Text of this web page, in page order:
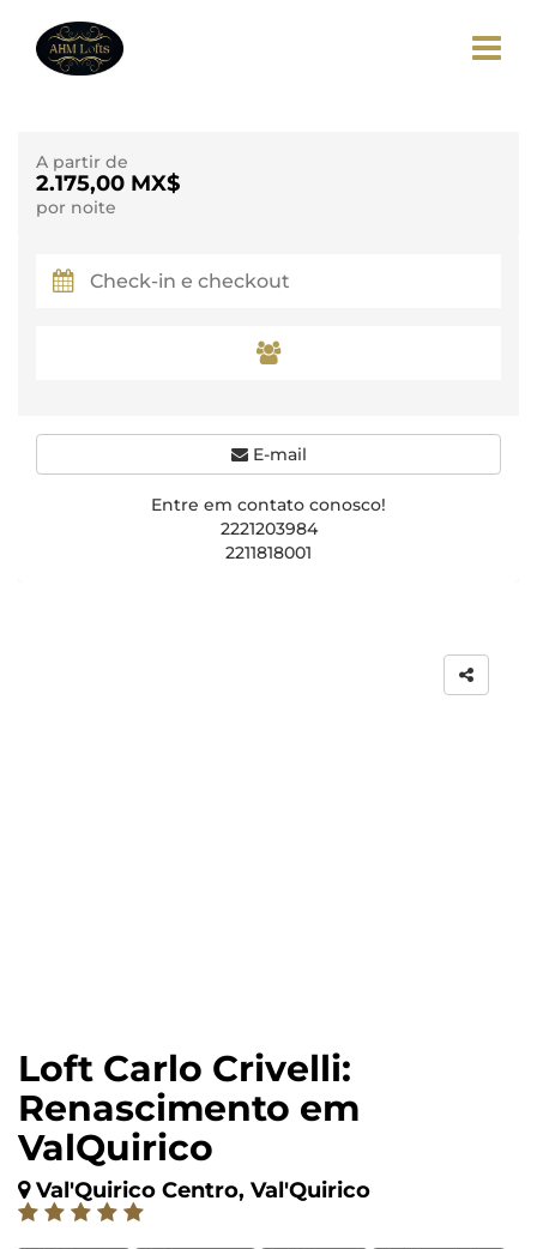
Loft Carlo Crivelli:
Renascimento em
ValQuirico
Val'Quirico Centro, Val'Quirico
A partir de
2.175,00 MX$
por noite
E-mail
Entre em contato conosco!
2221203984
2211818001